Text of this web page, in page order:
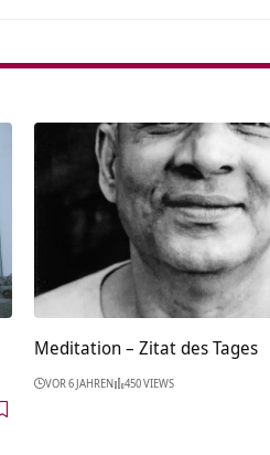
Meditation – Zitat des Tages
VOR 6 JAHREN 450 VIEWS